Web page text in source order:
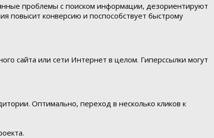
проблемы с поиском информации, дезориентируют
повысит конверсию и поспособствует быстрому
сайта или сети Интернет в целом. Гиперссылки могут
Оптимально, переход в несколько кликов к